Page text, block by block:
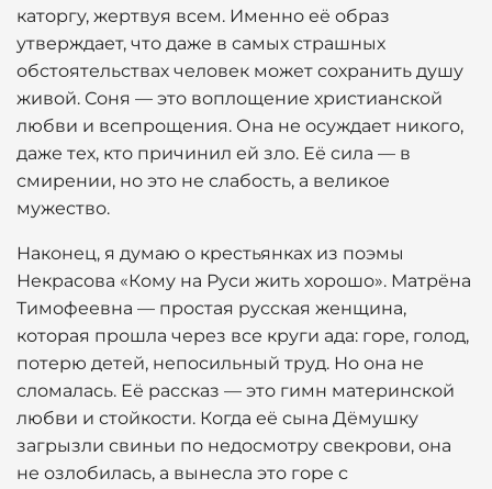
каторгу, жертвуя всем. Именно её образ
утверждает, что даже в самых страшных
обстоятельствах человек может сохранить душу
живой. Соня — это воплощение христианской
любви и всепрощения. Она не осуждает никого,
даже тех, кто причинил ей зло. Её сила — в
смирении, но это не слабость, а великое
мужество.
Наконец, я думаю о крестьянках из поэмы
Некрасова «Кому на Руси жить хорошо». Матрёна
Тимофеевна — простая русская женщина,
которая прошла через все круги ада: горе, голод,
потерю детей, непосильный труд. Но она не
сломалась. Её рассказ — это гимн материнской
любви и стойкости. Когда её сына Дёмушку
загрызли свиньи по недосмотру свекрови, она
не озлобилась, а вынесла это горе с